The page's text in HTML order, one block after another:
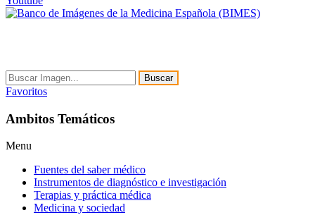
Buscar
Favoritos
Ambitos Temáticos
Menu
Fuentes del saber médico
Instrumentos de diagnóstico e investigación
Terapias y práctica médica
Medicina y sociedad